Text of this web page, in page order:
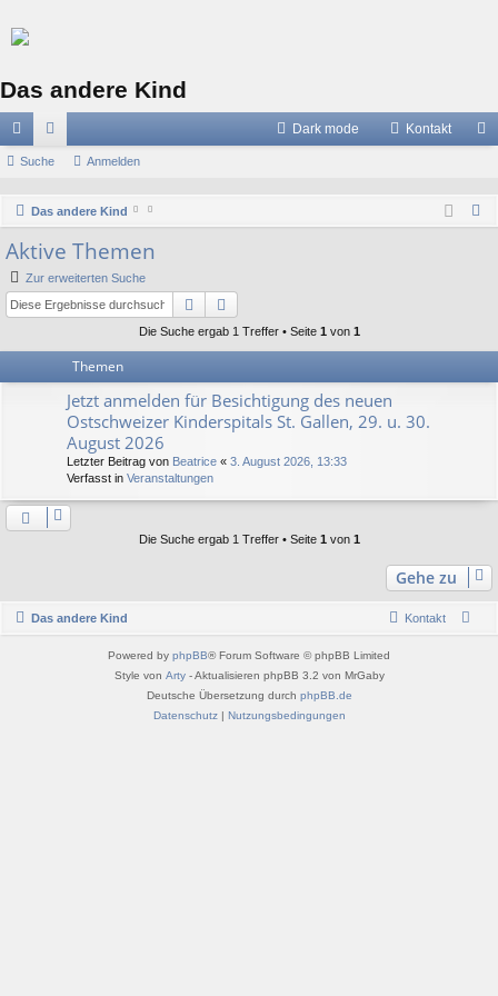
Das andere Kind
ch
llz
ug
riff
or
Dark mode Kontakt
el
Suche Anmelden
Das andere Kind
Aktive Themen
Zur erweiterten Suche
Suche
Die Suche ergab 1 Treffer • Seite 1 von 1
Themen
Jetzt anmelden für Besichtigung des neuen
Ostschweizer Kinderspitals St. Gallen, 29. u. 30.
August 2026
Letzter Beitrag von Beatrice « 3. August 2026, 13:33
Verfasst in Veranstaltungen
Die Suche ergab 1 Treffer • Seite 1 von 1
Gehe zu
Das andere Kind Kontakt
Powered by phpBB® Forum Software © phpBB Limited
Style von Arty- Aktualisieren phpBB 3.2 von MrGaby
Deutsche Übersetzung durch phpBB.de
Datenschutz| Nutzungsbedingungen